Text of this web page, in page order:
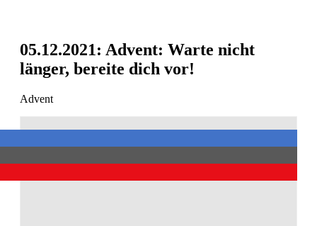
05.12.2021: Advent: Warte nicht
länger, bereite dich vor!
Advent